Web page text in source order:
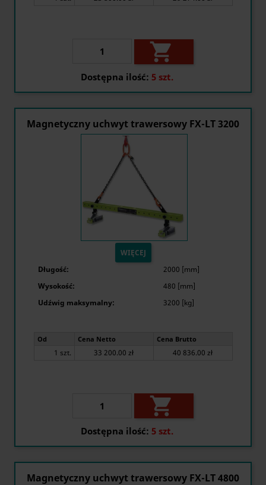

Dostępna ilość: 5 szt.
Magnetyczny uchwyt trawersowy FX-LT 3200
WIĘCEJ
Długość:
2000 [mm]
Wysokość:
480 [mm]
Udźwig maksymalny:
3200 [kg]
Od Cena Netto Cena Brutto
1 szt. 33 200.00 zł 40 836.00 zł

Dostępna ilość: 5 szt.
Magnetyczny uchwyt trawersowy FX-LT 4800